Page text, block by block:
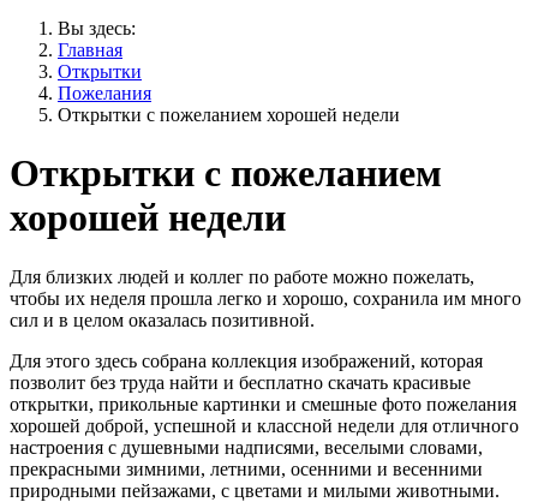
Вы здесь:
Главная
Открытки
Пожелания
Открытки с пожеланием хорошей недели
Открытки с пожеланием
хорошей недели
Для близких людей и коллег по работе можно пожелать,
чтобы их неделя прошла легко и хорошо, сохранила им много
сил и в целом оказалась позитивной.
Для этого здесь собрана коллекция изображений, которая
позволит без труда найти и бесплатно скачать красивые
открытки, прикольные картинки и смешные фото пожелания
хорошей доброй, успешной и классной недели для отличного
настроения с душевными надписями, веселыми словами,
прекрасными зимними, летними, осенними и весенними
природными пейзажами, с цветами и милыми животными.